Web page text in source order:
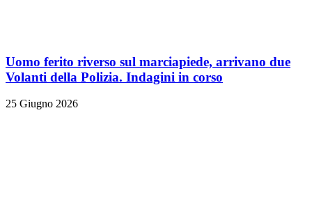
Uomo ferito riverso sul marciapiede, arrivano due
Volanti della Polizia. Indagini in corso
25 Giugno 2026